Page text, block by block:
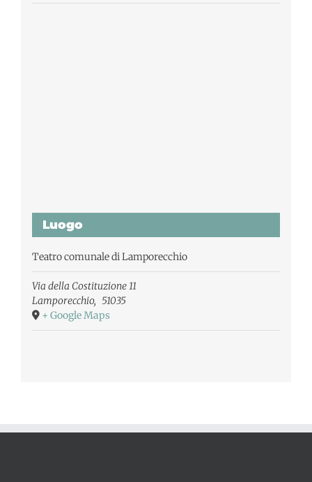
Luogo
Teatro comunale di Lamporecchio
Via della Costituzione 11
Lamporecchio, 51035
+ Google Maps